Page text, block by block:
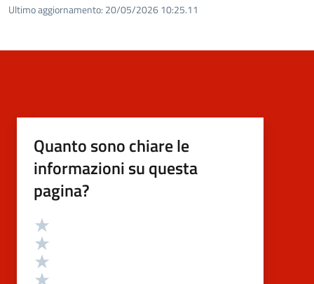
Ultimo aggiornamento: 20/05/2026 10:25.11
Quanto sono chiare le
informazioni su questa
pagina?
Valutazione